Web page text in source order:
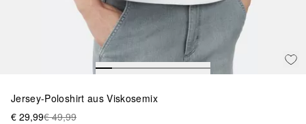
Jersey-Poloshirt aus Viskosemix
€ 29,99€ 49,99